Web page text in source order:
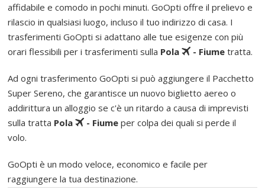
affidabile e comodo in pochi minuti. GoOpti offre il prelievo e
rilascio in qualsiasi luogo, incluso il tuo indirizzo di casa. I
trasferimenti GoOpti si adattano alle tue esigenze con più
orari flessibili per i trasferimenti sulla Pola - Fiume tratta.
Ad ogni trasferimento GoOpti si può aggiungere il Pacchetto
Super Sereno, che garantisce un nuovo biglietto aereo o
addirittura un alloggio se c'è un ritardo a causa di imprevisti
sulla tratta Pola - Fiume per colpa dei quali si perde il
volo.
GoOpti è un modo veloce, economico e facile per
raggiungere la tua destinazione.